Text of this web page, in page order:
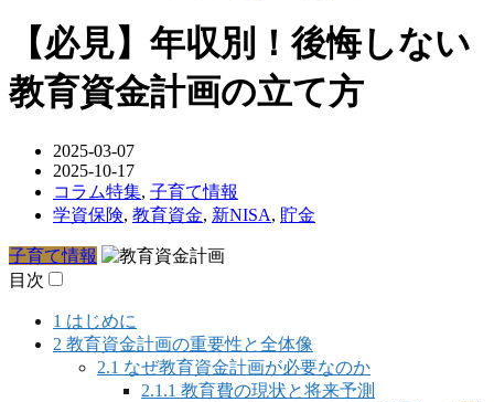
【必見】年収別！後悔しない
教育資金計画の立て方
2025-03-07
2025-10-17
コラム特集, 子育て情報
学資保険, 教育資金, 新NISA, 貯金
子育て情報
目次
1 はじめに
2 教育資金計画の重要性と全体像
2.1 なぜ教育資金計画が必要なのか
2.1.1 教育費の現状と将来予測